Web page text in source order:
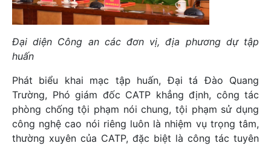
Đại diện Công an các đơn vị, địa phương dự tập
huấn
Phát biểu khai mạc tập huấn, Đại tá Đào Quang
Trường, Phó giám đốc CATP khẳng định, công tác
phòng chống tội phạm nói chung, tội phạm sử dụng
công nghệ cao nói riêng luôn là nhiệm vụ trọng tâm,
thường xuyên của CATP, đặc biệt là công tác tuyên